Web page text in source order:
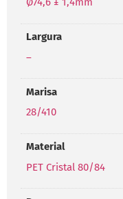
Largura
–
Marisa
28/410
Material
PET Cristal 80/84